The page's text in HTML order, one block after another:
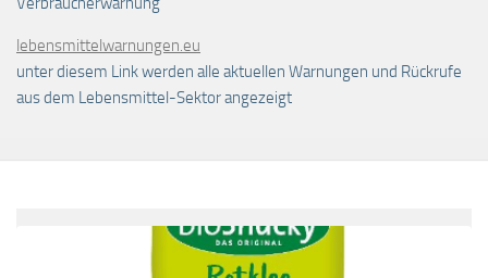
lebensmittelwarnungen.eu
unter diesem Link werden alle aktuellen Warnungen und Rückrufe
aus dem Lebensmittel-Sektor angezeigt